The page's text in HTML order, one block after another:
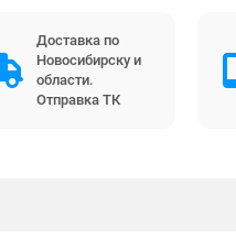
Доставка по
Новосибирску и
области.
Отправка ТК